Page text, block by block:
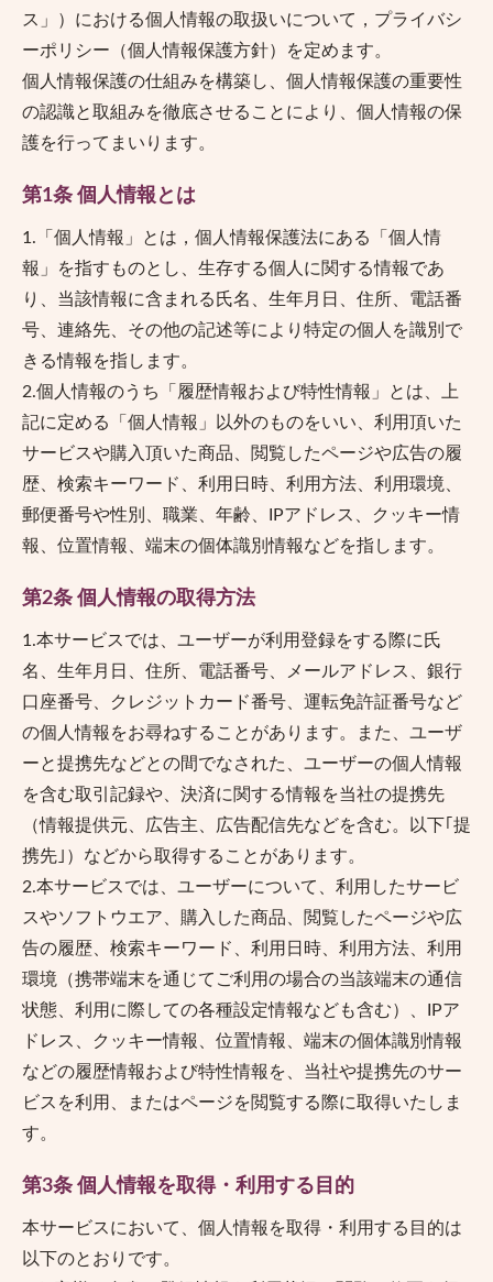
ス」）における個人情報の取扱いについて，プライバシ
ーポリシー（個人情報保護方針）を定めます。
個人情報保護の仕組みを構築し、個人情報保護の重要性
の認識と取組みを徹底させることにより、個人情報の保
護を行ってまいります。
第1条 個人情報とは
1.「個人情報」とは，個人情報保護法にある「個人情
報」を指すものとし、生存する個人に関する情報であ
り、当該情報に含まれる氏名、生年月日、住所、電話番
号、連絡先、その他の記述等により特定の個人を識別で
きる情報を指します。
2.個人情報のうち「履歴情報および特性情報」とは、上
記に定める「個人情報」以外のものをいい、利用頂いた
サービスや購入頂いた商品、閲覧したページや広告の履
歴、検索キーワード、利用日時、利用方法、利用環境、
郵便番号や性別、職業、年齢、IPアドレス、クッキー情
報、位置情報、端末の個体識別情報などを指します。
第2条 個人情報の取得方法
1.本サービスでは、ユーザーが利用登録をする際に氏
名、生年月日、住所、電話番号、メールアドレス、銀行
口座番号、クレジットカード番号、運転免許証番号など
の個人情報をお尋ねすることがあります。また、ユーザ
ーと提携先などとの間でなされた、ユーザーの個人情報
を含む取引記録や、決済に関する情報を当社の提携先
（情報提供元、広告主、広告配信先などを含む。以下｢提
携先｣）などから取得することがあります。
2.本サービスでは、ユーザーについて、利用したサービ
スやソフトウエア、購入した商品、閲覧したページや広
告の履歴、検索キーワード、利用日時、利用方法、利用
環境（携帯端末を通じてご利用の場合の当該端末の通信
状態、利用に際しての各種設定情報なども含む）、IPア
ドレス、クッキー情報、位置情報、端末の個体識別情報
などの履歴情報および特性情報を、当社や提携先のサー
ビスを利用、またはページを閲覧する際に取得いたしま
す。
第3条 個人情報を取得・利用する目的
本サービスにおいて、個人情報を取得・利用する目的は
以下のとおりです。